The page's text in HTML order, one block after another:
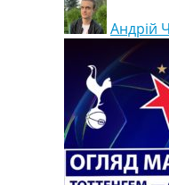
Андрій